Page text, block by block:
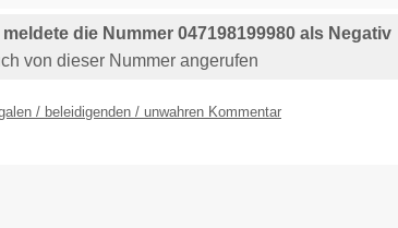
meldete die Nummer 047198199980 als Negativ
von dieser Nummer angerufen
/ beleidigenden / unwahren Kommentar